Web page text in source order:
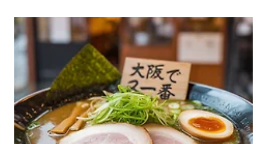
을 무제한 이용할 수 있는 교통카드이고, 이코카는 교통뿐 아니라 편의점과 식
당에서도 사용 가능한 전자화폐예요. 이 글에서는 두 카드의 차이점부터 구매
처, 실제 사용법, 그리고 여행객들이 모르는 꿀팁까지 자세히 설명해 드릴게요.
이 정보만 있으면 오사카에서 현명한 선택을 할 수 있을 거예요.📋 목차오사카
주유패스와 이코카 카..